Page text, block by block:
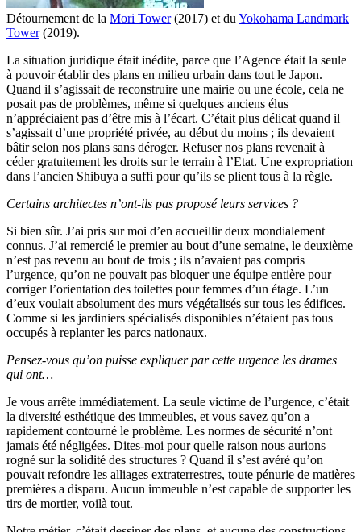
Détournement de la Mori Tower(2017) et duYokohama Landmark
Tower(2019).
La situation juridique était inédite, parce que l’Agence était la seule
à pouvoir établir des plans en milieu urbain dans tout le Japon.
Quand il s’agissait de reconstruire une mairie ou une école, cela ne
posait pas de problèmes, même si quelques anciens élus
n’appréciaient pas d’être mis à l’écart. C’était plus délicat quand il
s’agissait d’une propriété privée, au début du moins ; ils devaient
bâtir selon nos plans sans déroger. Refuser nos plans revenait à
céder gratuitement les droits sur le terrain à l’Etat. Une expropriation
dans l’ancien Shibuya a suffi pour qu’ils se plient tous à la règle.
Certains architectes n’ont-ils pas proposé leurs services ?
Si bien sûr. J’ai pris sur moi d’en accueillir deux mondialement
connus. J’ai remercié le premier au bout d’une semaine, le deuxième
n’est pas revenu au bout de trois ; ils n’avaient pas compris
l’urgence, qu’on ne pouvait pas bloquer une équipe entière pour
corriger l’orientation des toilettes pour femmes d’un étage. L’un
d’eux voulait absolument des murs végétalisés sur tous les édifices.
Comme si les jardiniers spécialisés disponibles n’étaient pas tous
occupés à replanter les parcs nationaux.
Pensez-vous qu’on puisse expliquer par cette urgence les drames
qui ont…
Je vous arrête immédiatement. La seule victime de l’urgence, c’était
la diversité esthétique des immeubles, et vous savez qu’on a
rapidement contourné le problème. Les normes de sécurité n’ont
jamais été négligées. Dites-moi pour quelle raison nous aurions
rogné sur la solidité des structures ? Quand il s’est avéré qu’on
pouvait refondre les alliages extraterrestres, toute pénurie de matières
premières a disparu. Aucun immeuble n’est capable de supporter les
tirs de mortier, voilà tout.